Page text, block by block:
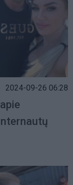
2024-09-26 06:28